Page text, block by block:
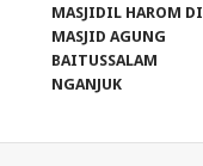
MASJIDIL HAROM DI
MASJID AGUNG
BAITUSSALAM
NGANJUK